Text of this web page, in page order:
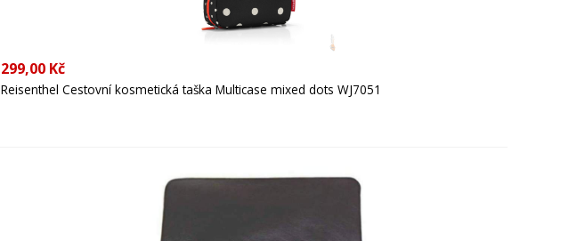
299,00 Kč
Reisenthel Cestovní kosmetická taška Multicase mixed dots WJ7051